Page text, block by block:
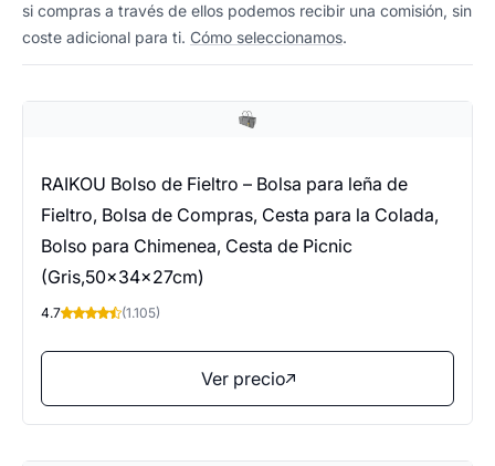
si compras a través de ellos podemos recibir una comisión, sin
coste adicional para ti. Cómo seleccionamos.
RAIKOU Bolso de Fieltro – Bolsa para leña de
Fieltro, Bolsa de Compras, Cesta para la Colada,
Bolso para Chimenea, Cesta de Picnic
(Gris,50x34x27cm)
4.7 (1.105)
Ver precio